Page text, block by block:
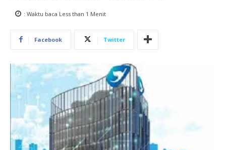
: Waktu baca Less than 1 Menit
Facebook Twitter